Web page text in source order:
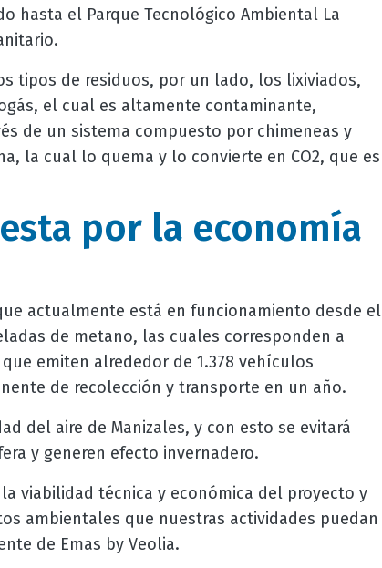
hasta el Parque Tecnológico Ambiental La
tipos de residuos, por un lado, los lixiviados,
el cual es altamente contaminante,
de un sistema compuesto por chimeneas y
la cual lo quema y lo convierte en CO2, que es
por la economía
actualmente está en funcionamiento desde el
de metano, las cuales corresponden a
emiten alrededor de 1.378 vehículos
de recolección y transporte en un año.
del aire de Manizales, y con esto se evitará
y generen efecto invernadero.
viabilidad técnica y económica del proyecto y
ambientales que nuestras actividades puedan
de Emas by Veolia.